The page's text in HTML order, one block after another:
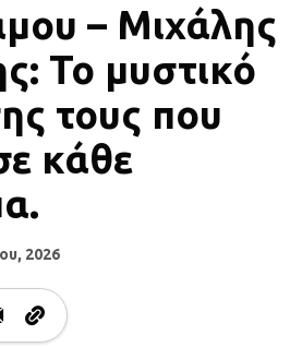
– Μιχάλης
Το μυστικό
τους που
κάθε
2026